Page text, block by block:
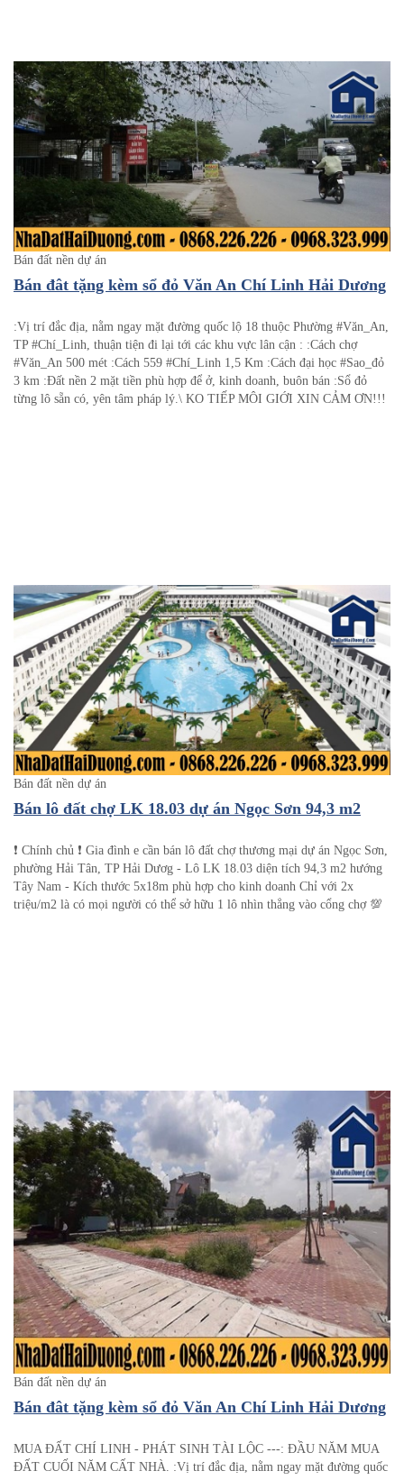
Bán đất nền dự án
Bán đât tặng kèm sổ đỏ Văn An Chí Linh Hải Dương
:Vị trí đắc địa, nằm ngay mặt đường quốc lộ 18 thuộc Phường #Văn_An,
TP #Chí_Linh, thuận tiện đi lại tới các khu vực lân cận : :Cách chợ
#Văn_An 500 mét :Cách 559 #Chí_Linh 1,5 Km :Cách đại học #Sao_đỏ
3 km :Đất nền 2 mặt tiền phù hợp để ở, kinh doanh, buôn bán :Sổ đỏ
từng lô sẵn có, yên tâm pháp lý.\ KO TIẾP MÔI GIỚI XIN CẢM ƠN!!!
Bán đất nền dự án
Bán lô đất chợ LK 18.03 dự án Ngọc Sơn 94,3 m2
❗️ Chính chủ ❗️ Gia đình e cần bán lô đất chợ thương mại dự án Ngọc Sơn,
phường Hải Tân, TP Hải Dươg - Lô LK 18.03 diện tích 94,3 m2 hướng
Tây Nam - Kích thước 5x18m phù hợp cho kinh doanh Chỉ với 2x
triệu/m2 là có mọi người có thể sở hữu 1 lô nhìn thẳng vào cổng chợ 💯
Bán đất nền dự án
Bán đât tặng kèm sổ đỏ Văn An Chí Linh Hải Dương
MUA ĐẤT CHÍ LINH - PHÁT SINH TÀI LỘC ---: ĐẦU NĂM MUA
ĐẤT CUỐI NĂM CẤT NHÀ. :Vị trí đắc địa, nằm ngay mặt đường quốc